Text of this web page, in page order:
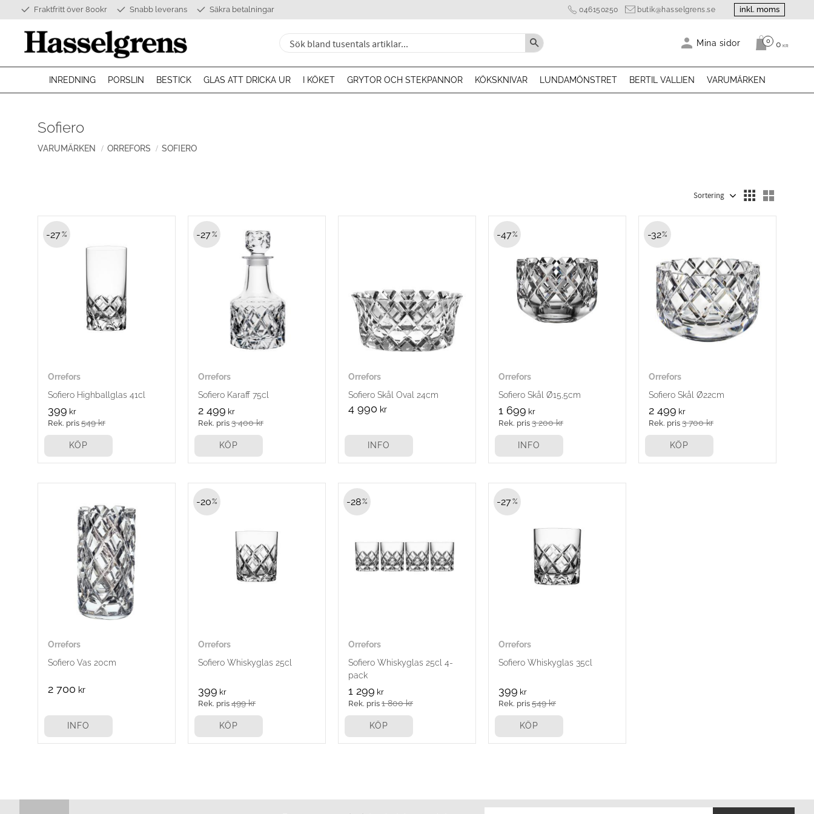
Fraktfritt över 800kr Snabb leverans Säkra betalningar 046150250 butik@hasselgrens.se inkl. moms
Mina sidor Antal
0 0 KR
INREDNING PORSLIN BESTICK GLAS ATT DRICKA UR I KÖKET GRYTOR OCH STEKPANNOR KÖKSKNIVAR LUNDAMÖNSTRET BERTIL VALLIEN VARUMÄRKEN
Sofiero
VARUMÄRKEN ORREFORS SOFIERO
Orrefors
Sofiero Highballglas 41cl
399 kr
549kr
27%
KÖP
Orrefors
Sofiero Karaff 75cl
2 499 kr
3 400kr
27%
KÖP
Orrefors
Sofiero Skål Oval 24cm
4 990 kr
INFO
Orrefors
Sofiero Skål Ø15,5cm
1 699 kr
3 200kr
47%
INFO
Orrefors
Sofiero Skål Ø22cm
2 499 kr
3 700kr
32%
KÖP
Orrefors
Sofiero Vas 20cm
2 700 kr
INFO
Orrefors
Sofiero Whiskyglas 25cl
399 kr
499kr
20%
KÖP
Orrefors
Sofiero Whiskyglas 25cl 4-
pack
1 299 kr
1 800kr
28%
KÖP
Orrefors
Sofiero Whiskyglas 35cl
399 kr
549kr
27%
KÖP